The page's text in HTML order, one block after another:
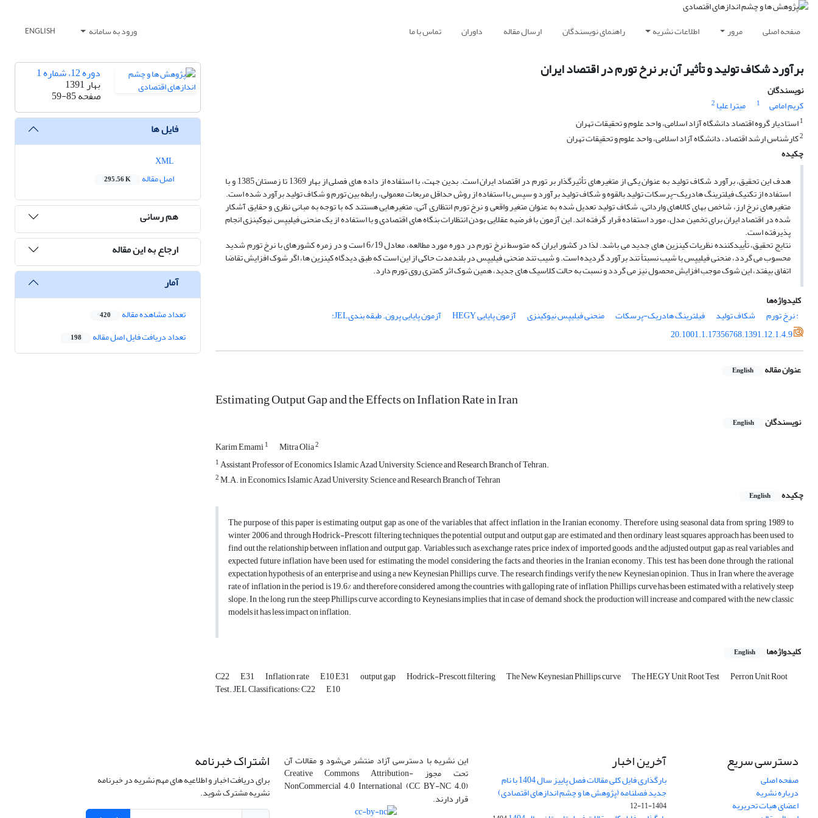
صفحه اصلی مرور اطلاعات نشریه راهنمای نویسندگان ارسال مقاله داوران تماس با ما ورود به سامانه ENGLISH
برآورد شکاف تولید و تأثیر آن بر نرخ تورم در اقتصاد ایران
نویسندگان
کریم امامی
1 میترا علیا 2
1استادیار گروه اقتصاد دانشگاه آزاد اسلامی، واحد علوم و تحقیقات تهران
2کارشناس ارشد اقتصاد، دانشگاه آزاد اسلامی، واحد علوم و تحقیقات تهران
چکیده
هدف این تحقیق، برآورد شکاف تولید به عنوان یکی از متغیرهای تأثیرگذار بر تورم در اقتصاد ایران است. بدین جهت، با استفاده از داده های فصلی از بهار 1369 تا زمستان 1385 و با
استفاده از تکنیک فیلترینگ هادریک-پرسکات تولید بالقوه و شکاف تولید برآورد و سپس با استفاده از روش حداقل مربعات معمولی، رابطه بین تورم و شکاف تولید برآورد شده است.
متغیرهای نرخ ارز، شاخص بهای کالاهای وارداتی، شکاف تولید تعدیل شده به عنوان متغیر واقعی و نرخ تورم انتظاری آتی، متغیرهایی هستند که با توجه به مبانی نظری و حقایق آشکار
شده در اقتصاد ایران برای تخمین مدل، مورد استفاده قرار گرفته اند. این آزمون با فرضیه عقلایی بودن انتظارات بنگاه های اقتصادی و با استفاده از یک منحنی فیلیپس نیوکینزی انجام
پذیرفته است.
نتایج تحقیق، تأییدکننده نظریات کینزین های جدید می باشد. لذا در کشور ایران که متوسط نرخ تورم در دوره مورد مطالعه، معادل 6/19 است و در زمره کشورهای با نرخ تورم شدید
محسوب می گردد، منحنی فیلیپس با شیب نسبتاً تند برآورد گردیده است. و شیب تند منحنی فیلیپس در بلندمدت حاکی از این است که طبق دیدگاه کینزین ها، اگر شوک افزایش تقاضا
اتفاق بیفتد، این شوک موجب افزایش محصول نیز می گردد و نسبت به حالت کلاسیک های جدید، همین شوک اثر کمتری روی تورم دارد.
کلیدواژه‌ها
: نرخ تورم
شکاف تولید فیلترینگ هادریک-پرسکات منحنی فیلیپس نیوکینزی آزمون پایایی HEGY
آزمون پایایی پرون. طبقه بندیJEL:
20.1001.1.17356768.1391.12.1.4.9
عنوان مقاله English
Estimating Output Gap and the Effects on Inflation Rate in Iran
نویسندگان English
Karim Emami1 Mitra Olia2
1Assistant Professor of Economics, Islamic Azad University, Science and Research Branch of Tehran.
2M.A. in Economics, Islamic Azad University, Science and Research Branch of Tehran
چکیده
English
The purpose of this paper is estimating output gap as one of the variables that affect inflation in the Iranian economy. Therefore, using seasonal data from spring 1989 to
winter 2006 and through Hodrick-Prescott filtering techniques the potential output and output gap are estimated and then ordinary least squares approach has been used to
find out the relationship between inflation and output gap. Variables such as exchange rates, price index of imported goods, and the adjusted output gap as real variables and
expected future inflation have been used for estimating the model considering the facts and theories in the Iranian economy. This test has been done through the rational
expectation hypothesis of an enterprise and using a new Keynesian Phillips curve. The research findings verify the new Keynesian opinion. Thus, in Iran where the average
rate of inflation in the period, is 19.6% and therefore considered among the countries with galloping rate of inflation, Phillips curve has been estimated with a relatively steep
slope. In the long run, the steep Phillips curve according to Keynesians implies that in case of demand shock, the production will increase and compared with the new classic
models it has less impact on inflation.
کلیدواژه‌ها English
C22 E31 Inflation rate E10 E31 output gap Hodrick-Prescott filtering The New Keynesian Phillips curve The HEGY Unit Root Test Perron Unit Root
Test. JEL Classifications: C22 E10
دوره 12، شماره 1
بهار 1391
صفحه59-85
فایل ها
اصل مقاله
295.56 K
هم رسانی
ارجاع به این مقاله
آمار
تعداد مشاهده مقاله 420
تعداد دریافت فایل اصل مقاله 198
دسترسی سریع
صفحه اصلی
درباره نشریه
اعضای هیات تحریریه
آخرین اخبار
بارگذاری فایل کلی مقالات فصل پاییز سال 1404 با نام
جدید فصلنامه (پژوهش ها و چشم اندازهای اقتصادی)
1404-11-12
این نشریه با دسترسی آزاد منتشر می‌شود و مقالات آن
تحت مجوز Creative Commons Attribution-
NonCommercial 4.0 International (CC BY-NC 4.0)
قرار دارند.
اشتراک خبرنامه
برای دریافت اخبار و اطلاعیه های مهم نشریه در خبرنامه
نشریه مشترک شوید.